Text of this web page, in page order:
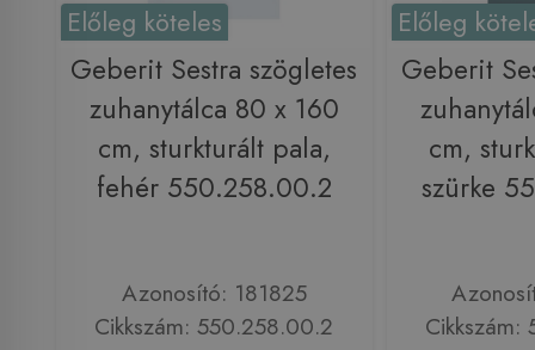
Előleg köteles
Geberit Sestra szögletes
zuhanytálca 80 x 160
cm, sturkturált pala,
fehér 550.258.00.2
Azonosító: 181825
Cikkszám: 550.258.00.2
Előleg
Geberit
cm,
szürke